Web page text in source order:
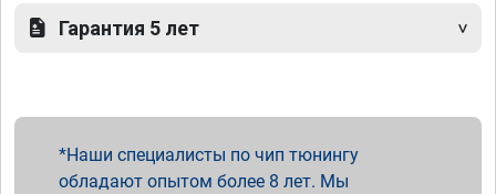
Гарантия 5 лет
Наши специалисты по чип тюнингу
обладают опытом более 8 лет. Мы